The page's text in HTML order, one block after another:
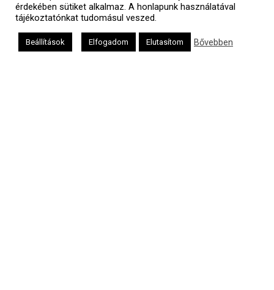
érdekében sütiket alkalmaz. A honlapunk használatával
tájékoztatónkat tudomásul veszed.
Beállítások Elfogadom Elutasítom Bővebben